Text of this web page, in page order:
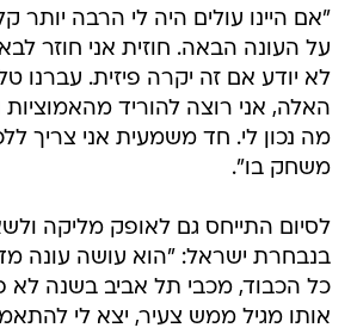
"אם היינו עולים היה לי הרבה
על העונה הבאה. חוזית אני חוזר
לא יודע אם זה יקרה פיזית. עברנו
האלה, אני רוצה להוריד מהאמוציות
מה נכון לי. חד משמעית אני צריך
משחק בו".
לסיום התייחס גם לאופק מליקה
בנבחרת ישראל: "הוא עושה עונה
כל הכבוד, מכבי תל אביב בשנה לא
אותו מגיל ממש צעיר, יצא לי